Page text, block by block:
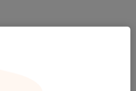
na kierunku Fizjoterapia na
w Krakowie w 2020
swoją edukację na trzecim
wiedzę i umiejętności,
bardziej kompleksowe
pacjentów.
barku